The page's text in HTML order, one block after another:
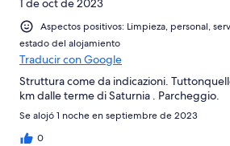
1 de oct de 2023
Aspectos positivos: Limpieza, personal,
estado del alojamiento
Traducir con Google
Struttura come da indicazioni.
km dalle terme di Saturnia . Parcheggio.
Se alojó 1 noche en septiembre de 2023
0